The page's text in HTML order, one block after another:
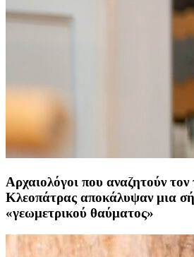
Αρχαιολόγοι που αναζητούν
Κλεοπάτρας αποκάλυψαν μια
«γεωμετρικού θαύματος»